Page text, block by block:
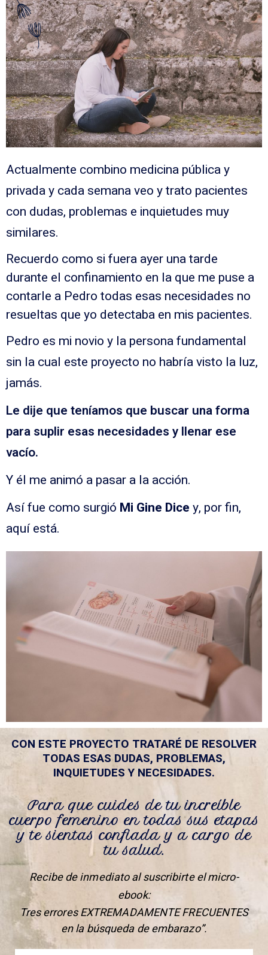
Actualmente combino medicina pública y
privada y cada semana veo y trato pacientes
con dudas, problemas e inquietudes muy
similares.
Recuerdo como si fuera ayer una tarde
durante el confinamiento en la que me puse a
contarle a Pedro todas esas necesidades no
resueltas que yo detectaba en mis pacientes.
Pedro es mi novio y la persona fundamental
sin la cual este proyecto no habría visto la luz,
jamás.
Le dije que teníamos que buscar una forma
para suplir esas necesidades y llenar ese
vacío.
Y él me animó a pasar a la acción.
Así fue como surgió Mi Gine Dicey, por fin,
aquí está.
CON ESTE PROYECTO TRATARÉ DE RESOLVER
TODAS ESAS DUDAS, PROBLEMAS,
INQUIETUDES Y NECESIDADES.
Para que cuides de tu increíble
cuerpo femenino en todas sus etapas
y te sientas confiada y a cargo de
tu salud.
Recibe de inmediato al suscribirte el micro-
ebook:
Tres errores EXTREMADAMENTE FRECUENTES
en la búsqueda de embarazo”.